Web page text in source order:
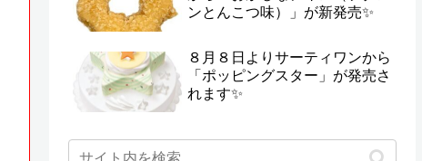
ンとんこつ味）」が新発売✨
８月８日よりサーティワンから
「ポッピングスター」が発売さ
れます✨